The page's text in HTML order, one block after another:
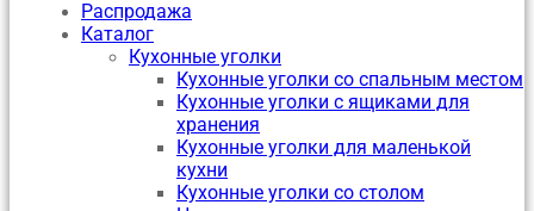
Распродажа
Каталог
Кухонные уголки
Кухонные уголки со спальным местом
Кухонные уголки с ящиками для
хранения
Кухонные уголки для маленькой
кухни
Кухонные уголки со столом